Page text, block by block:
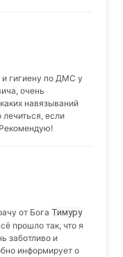
и гигиену по ДМС у
очень
навязываний
если
от Бога Тимуру
прошло так, что я
заботливо и
информирует о